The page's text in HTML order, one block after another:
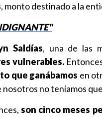
, monto destinado a la
Saldías, una de las
vulnerables.
que ganábamos en
nosotros no teníamos
son cinco meses